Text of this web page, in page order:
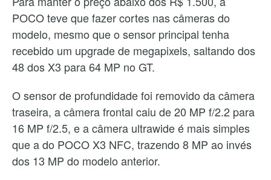
POCO teve que fazer cortes nas câmeras do
modelo, mesmo que o sensor principal tenha
recebido um upgrade de megapixels, saltando dos
48 dos X3 para 64 MP no GT.
O sensor de profundidade foi removido da câmera
traseira, a câmera frontal caiu de 20 MP f/2.2 para
16 MP f/2.5, e a câmera ultrawide é mais simples
que a do POCO X3 NFC, trazendo 8 MP ao invés
dos 13 MP do modelo anterior.